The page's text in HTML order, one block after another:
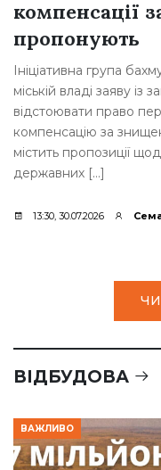
компенсації
пропонують
Ініціативна група
міській владі заяву із
відстоювати право
компенсацію за
містить пропозиції
державних […]
13:30, 30.07.2026
ВІДБУДОВА
ВАЖЛИВО